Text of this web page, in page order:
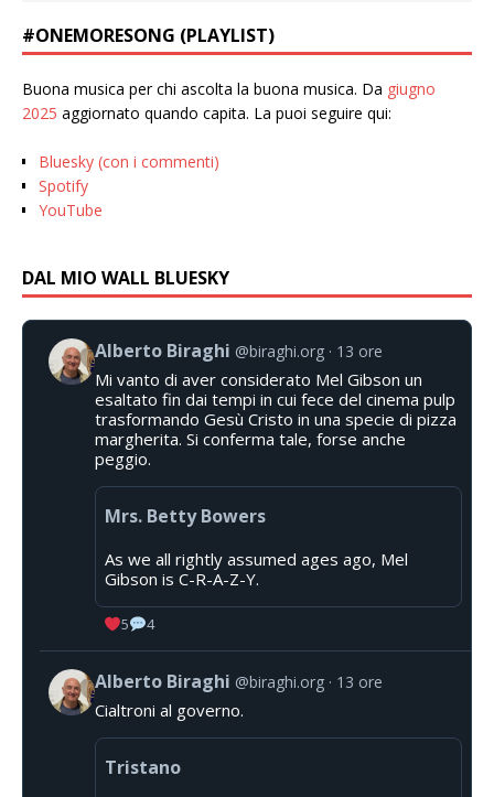
#ONEMORESONG (PLAYLIST)
Buona musica per chi ascolta la buona musica. Da giugno
2025 aggiornato quando capita. La puoi seguire qui:
Bluesky (con i commenti)
Spotify
YouTube
DAL MIO WALL BLUESKY
Alberto Biraghi @biraghi.org 13 ore
Mi vanto di aver considerato Mel Gibson un
esaltato fin dai tempi in cui fece del cinema pulp
trasformando Gesù Cristo in una specie di pizza
margherita. Si conferma tale, forse anche
peggio.
Mrs. Betty Bowers
As we all rightly assumed ages ago, Mel
Gibson is C-R-A-Z-Y.
5 4
Alberto Biraghi @biraghi.org 13 ore
Cialtroni al governo.
Tristano